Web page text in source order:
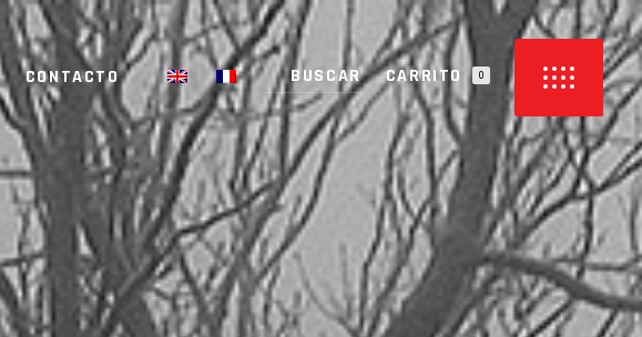
CONTACTO CARRITO 0
NO HAY PRODUCTOS EN EL CARRITO.